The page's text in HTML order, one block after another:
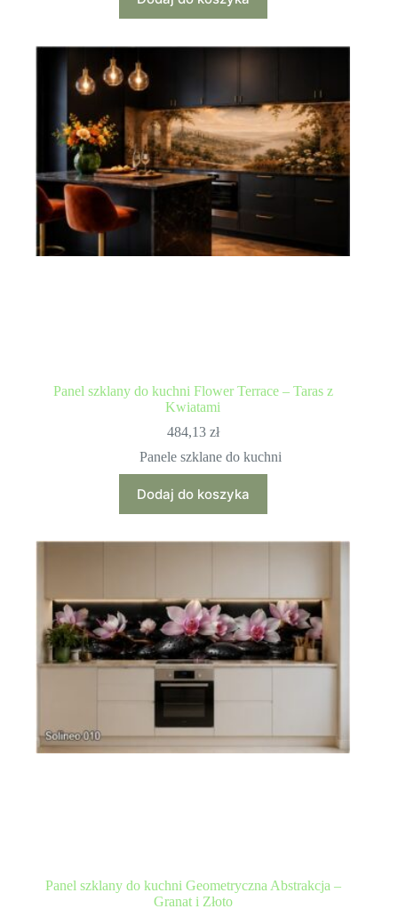
Panel szklany do kuchni Flower Terrace – Taras z
Kwiatami
484,13 zł
Panele szklane do kuchni
Dodaj do koszyka
Panel szklany do kuchni Geometryczna Abstrakcja –
Granat i Złoto